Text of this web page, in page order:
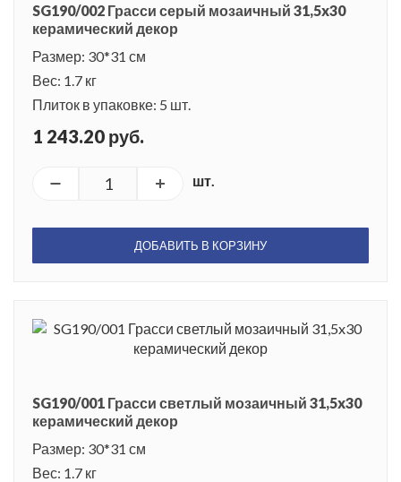
SG190/002 Грасси серый мозаичный 31,5x30
керамический декор
Размер: 30*31 см
Вес: 1.7 кг
Плиток в упаковке: 5 шт.
1 243.20 руб.
шт.
ДОБАВИТЬ В КОРЗИНУ
SG190/001 Грасси светлый мозаичный 31,5x30
керамический декор
Размер: 30*31 см
Вес: 1.7 кг